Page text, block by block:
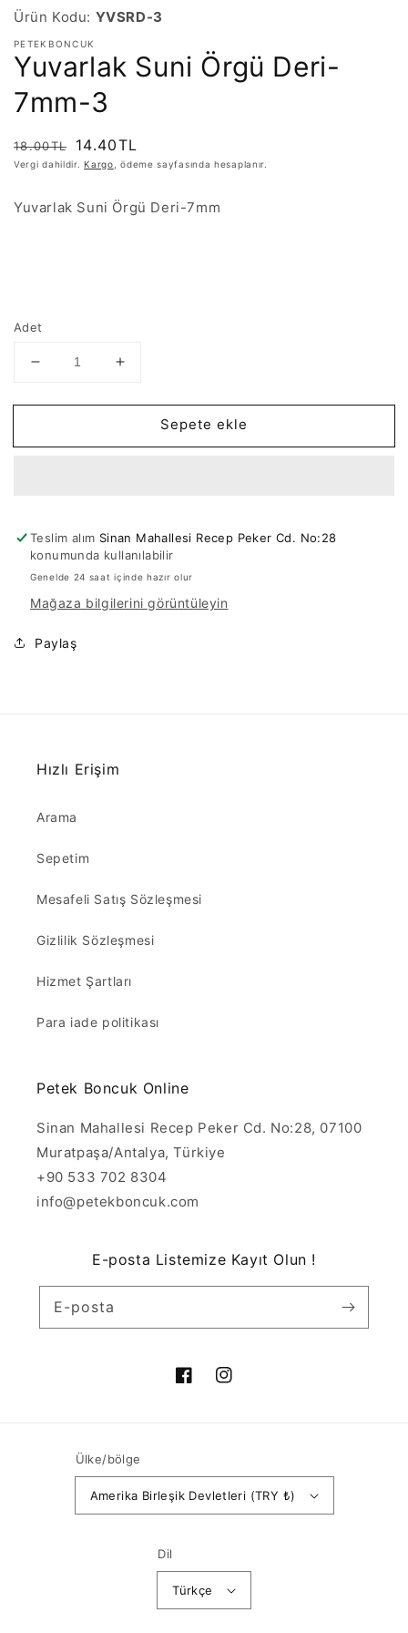
Ürün Kodu: YVSRD-3
PETEKBONCUK
Yuvarlak Suni Örgü Deri-
7mm-3
Normal
fiyat
18.00TL
İndirimli
fiyat
14.40TL
Vergi dahildir.Kargo , ödeme sayfasında hesaplanır.
Yuvarlak Suni Örgü Deri-7mm
Adet
Yuvarlak
Örgü
7mm-
Yuvarlak
Örgü
7mm-
Sepete ekle
Teslim alım Sinan Mahallesi Recep Peker Cd. No:28
konumunda kullanılabilir
Genelde 24 saat içinde hazır olur
Mağaza bilgilerini görüntüleyin
Paylaş
Hızlı Erişim
Arama
Sepetim
Mesafeli Satış Sözleşmesi
Gizlilik Sözleşmesi
Hizmet Şartları
Para iade politikası
Petek Boncuk Online
Sinan Mahallesi Recep Peker Cd. No:28, 07100
Muratpaşa/Antalya, Türkiye
+90 533 702 8304
info@petekboncuk.com
E-posta Listemize Kayıt Olun !
E-posta
FacebookInstagram
Ülke/bölge
Amerika Birleşik Devletleri (TRY ₺)
Dil
Türkçe